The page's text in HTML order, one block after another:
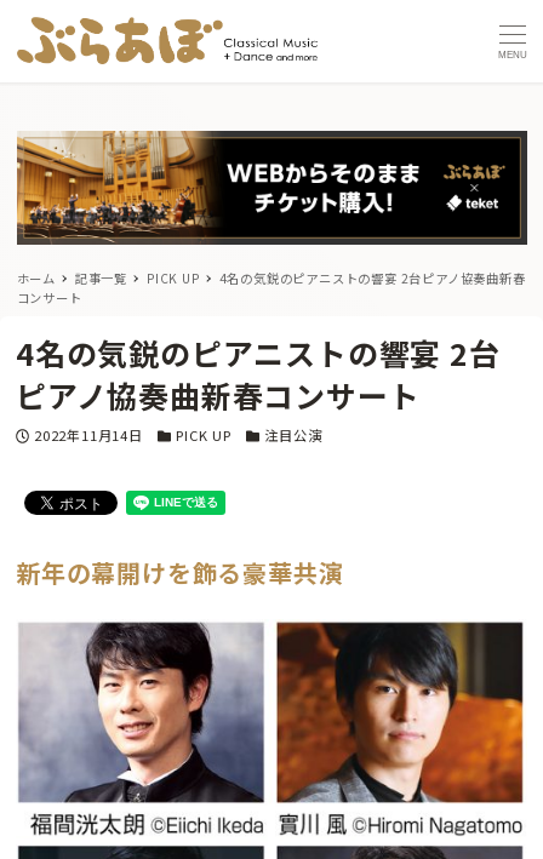
MENU
ホーム 記事一覧 PICK UP
4名の気鋭のピアニストの響宴 2台ピアノ協奏曲新春
コンサート
4名の気鋭のピアニストの響宴 2台
ピアノ協奏曲新春コンサート
投稿日
2022年11月14日 カテゴリー
PICK UP カテゴリー
注目公演
新年の幕開けを飾る豪華共演